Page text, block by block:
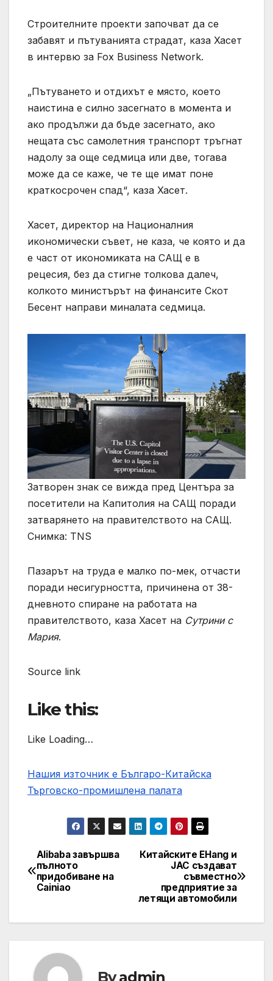
Строителните проекти започват да се
забавят и пътуванията страдат, каза Хасет
в интервю за Fox Business Network.
„Пътуването и отдихът е място, което
наистина е силно засегнато в момента и
ако продължи да бъде засегнато, ако
нещата със самолетния транспорт тръгнат
надолу за още седмица или две, тогава
може да се каже, че те ще имат поне
краткосрочен спад“, каза Хасет.
Хасет, директор на Националния
икономически съвет, не каза, че която и да
е част от икономиката на САЩ е в
рецесия, без да стигне толкова далеч,
колкото министърът на финансите Скот
Бесент направи миналата седмица.
Затворен знак се вижда пред Центъра за
посетители на Капитолия на САЩ поради
затварянето на правителството на САЩ.
Снимка: TNS
Пазарът на труда е малко по-мек, отчасти
поради несигурността, причинена от 38-
дневното спиране на работата на
правителството, каза Хасет на Сутрини с
Мария.
Source link
Like this:
Like Loading…
Нашия източник е Българо-Китайска
Търговско-промишлена палaта
Post
navigation
Китайските EHang и
JAC създават
съвместно
предприятие за
летящи автомобили
Alibaba завършва
пълното
придобиване на
Cainiao
Byadmin